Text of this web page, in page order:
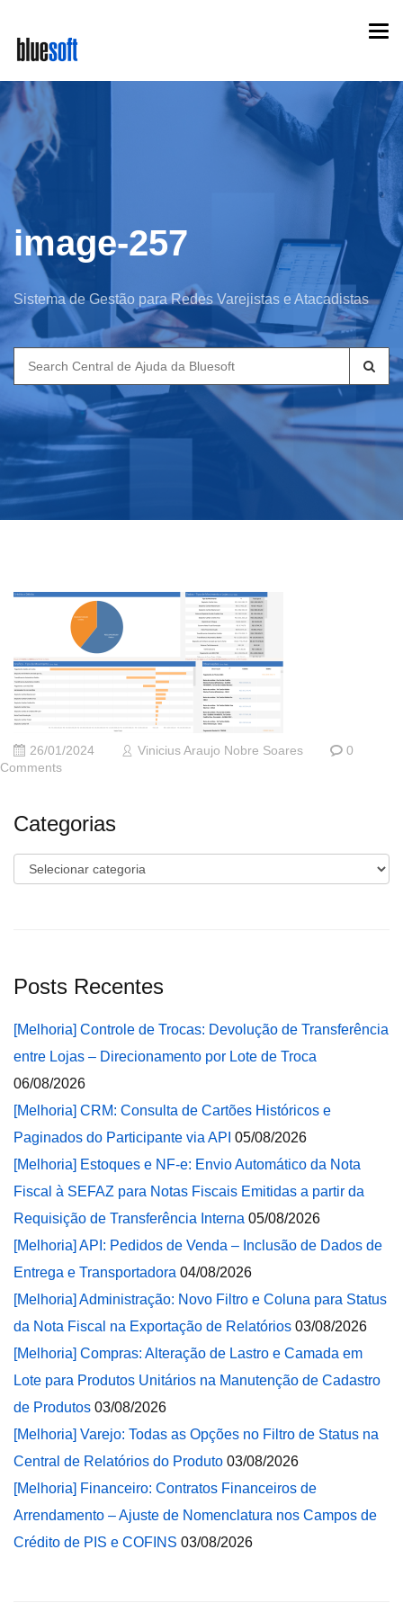
main
content
image-257
Sistema de Gestão para Redes Varejistas e Atacadistas
Search
for:
26/01/2024 Vinicius Araujo Nobre Soares
0
Comments
Categorias
Categorias
Posts Recentes
[Melhoria] Controle de Trocas: Devolução de Transferência
entre Lojas – Direcionamento por Lote de Troca
06/08/2026
[Melhoria] CRM: Consulta de Cartões Históricos e
Paginados do Participante via API 05/08/2026
[Melhoria] Estoques e NF-e: Envio Automático da Nota
Fiscal à SEFAZ para Notas Fiscais Emitidas a partir da
Requisição de Transferência Interna 05/08/2026
[Melhoria] API: Pedidos de Venda – Inclusão de Dados de
Entrega e Transportadora 04/08/2026
[Melhoria] Administração: Novo Filtro e Coluna para Status
da Nota Fiscal na Exportação de Relatórios 03/08/2026
[Melhoria] Compras: Alteração de Lastro e Camada em
Lote para Produtos Unitários na Manutenção de Cadastro
de Produtos 03/08/2026
[Melhoria] Varejo: Todas as Opções no Filtro de Status na
Central de Relatórios do Produto 03/08/2026
[Melhoria] Financeiro: Contratos Financeiros de
Arrendamento – Ajuste de Nomenclatura nos Campos de
Crédito de PIS e COFINS 03/08/2026